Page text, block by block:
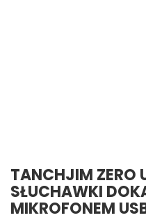
TANCHJIM ZERO
SŁUCHAWKI
MIKROFONEM